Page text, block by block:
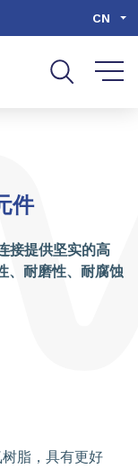
CN
件
接提供坚实的高
、耐磨性、耐腐蚀
脂，具有更好